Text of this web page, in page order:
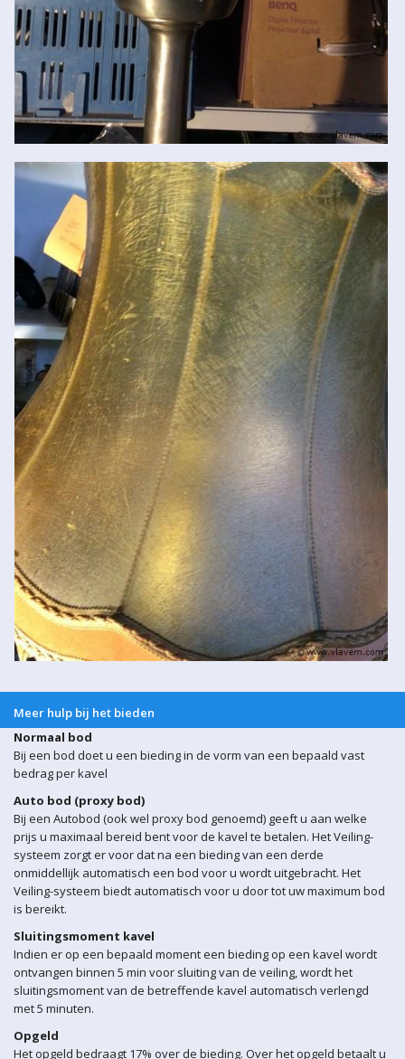
Meer hulp bij het bieden
Normaal bod
Bij een bod doet u een bieding in de vorm van een bepaald vast
bedrag per kavel
Auto bod (proxy bod)
Bij een Autobod (ook wel proxy bod genoemd) geeft u aan welke
prijs u maximaal bereid bent voor de kavel te betalen. Het Veiling-
systeem zorgt er voor dat na een bieding van een derde
onmiddellijk automatisch een bod voor u wordt uitgebracht. Het
Veiling-systeem biedt automatisch voor u door tot uw maximum bod
is bereikt.
Sluitingsmoment kavel
Indien er op een bepaald moment een bieding op een kavel wordt
ontvangen binnen 5 min voor sluiting van de veiling, wordt het
sluitingsmoment van de betreffende kavel automatisch verlengd
met 5 minuten.
Opgeld
Het opgeld bedraagt 17% over de bieding. Over het opgeld betaalt u